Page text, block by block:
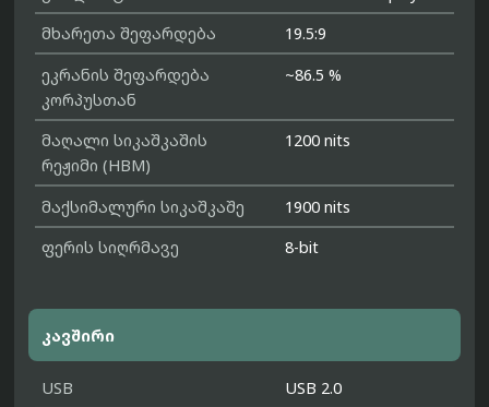
მხარეთა შეფარდება
19.5:9
ეკრანის შეფარდება
კორპუსთან
~86.5 %
მაღალი სიკაშკაშის
რეჟიმი (HBM)
1200 nits
მაქსიმალური სიკაშკაშე
1900 nits
ფერის სიღრმავე
8-bit
კავშირი
USB
USB 2.0